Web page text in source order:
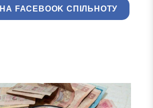
FACEBOOK СПІЛЬНОТУ